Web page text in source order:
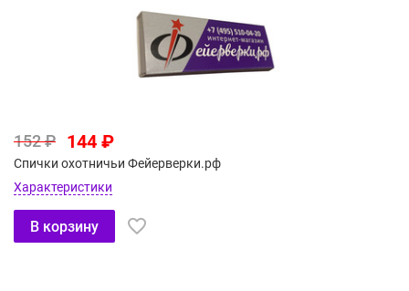
152 ₽ 144 ₽
Спички охотничьи Фейерверки.рф
Характеристики
В корзину